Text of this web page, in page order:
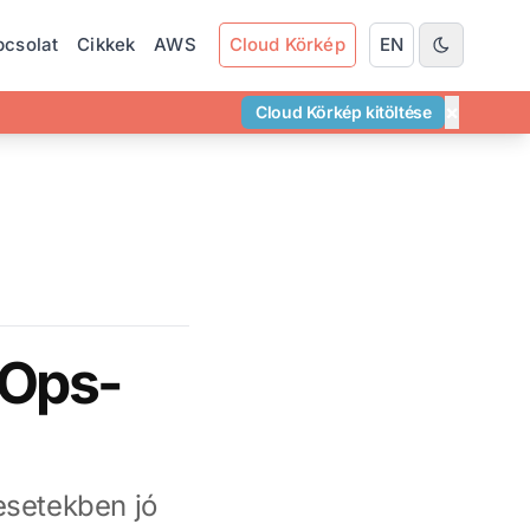
Cikkek AWS Cloud Körkép EN
Cloud Körkép kitöltése
jó